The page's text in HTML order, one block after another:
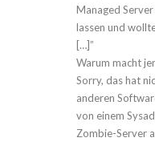
Managed
lassen und
[…]”
Warum macht
Sorry, das hat
anderen
von einem
Zombie-Server